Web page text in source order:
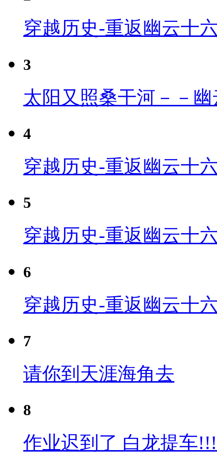
穿越历史-重返幽云十
3
太阳又照桑干河－－
4
穿越历史-重返幽云十
5
穿越历史-重返幽云十
6
穿越历史-重返幽云十
7
请你到天涯海角去
8
作业迟到了 白龙提车